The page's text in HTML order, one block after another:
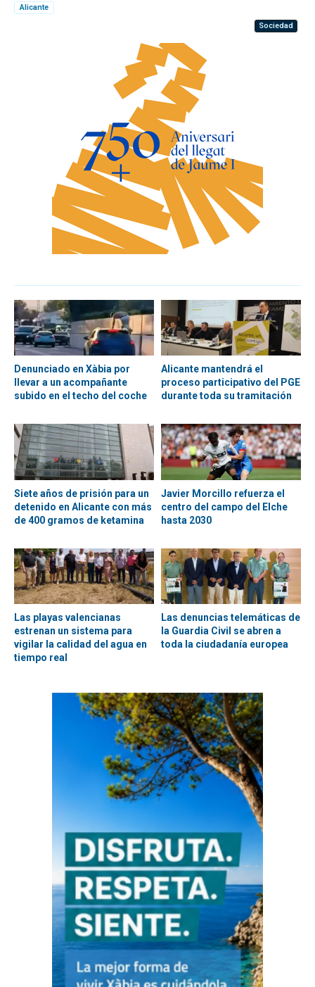
Alicante
Sociedad
Denunciado en Xàbia por
llevar a un acompañante
subido en el techo del coche
Alicante mantendrá el
proceso participativo del PGE
durante toda su tramitación
Siete años de prisión para un
detenido en Alicante con más
de 400 gramos de ketamina
Javier Morcillo refuerza el
centro del campo del Elche
hasta 2030
Las playas valencianas
estrenan un sistema para
vigilar la calidad del agua en
tiempo real
Las denuncias telemáticas de
la Guardia Civil se abren a
toda la ciudadanía europea